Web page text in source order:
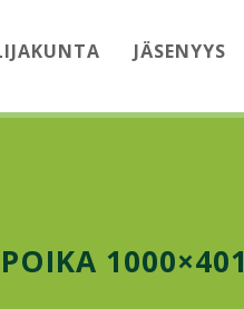
JÄSENYYS
1000×401